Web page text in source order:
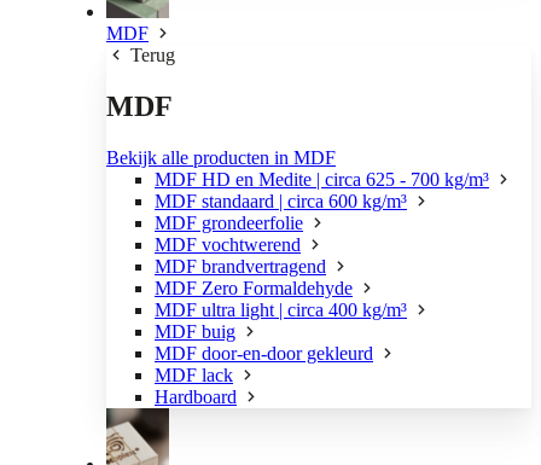
MDF
Terug
MDF
Bekijk alle producten in MDF
MDF HD en Medite | circa 625 - 700 kg/m³
MDF standaard | circa 600 kg/m³
MDF grondeerfolie
MDF vochtwerend
MDF brandvertragend
MDF Zero Formaldehyde
MDF ultra light | circa 400 kg/m³
MDF buig
MDF door-en-door gekleurd
MDF lack
Hardboard